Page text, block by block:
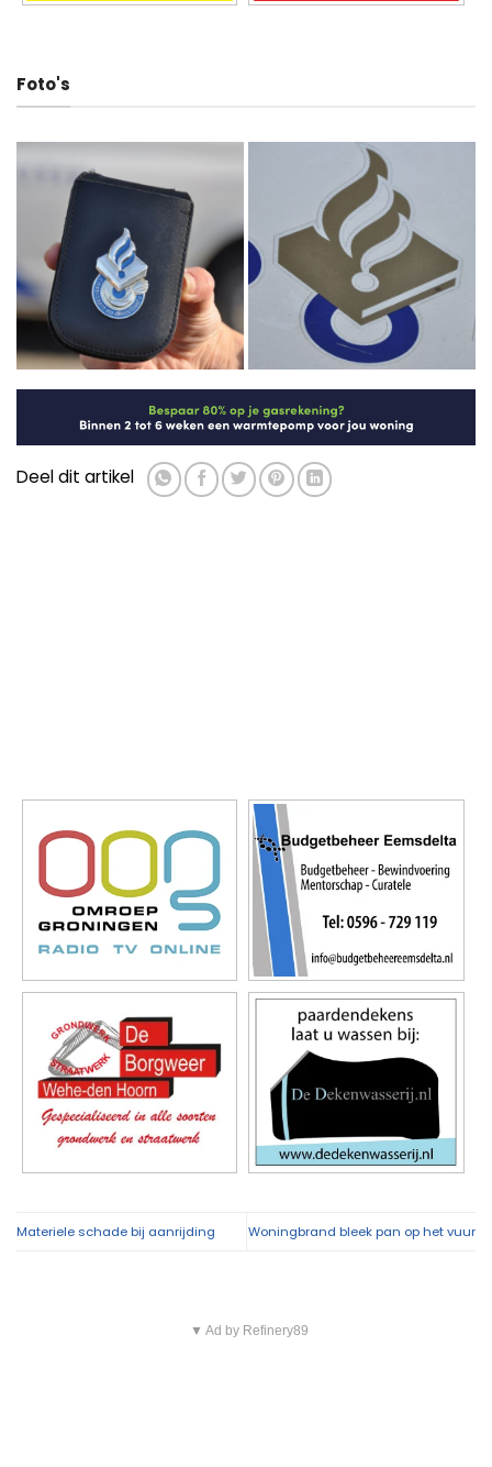
Foto's
Deel dit artikel
Materiele schade bij aanrijding Woningbrand bleek pan op het vuur
▼ Ad by Refinery89